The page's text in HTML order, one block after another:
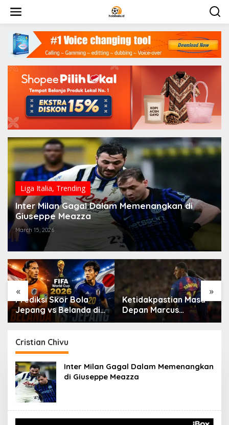
content
Liga Italia, Trending
Inter Milan Gagal Dalam Memenangkan di
Giuseppe Meazza
March 15, 2026
« »
Prediksi Skor Bola
Jepang vs Belanda di
Piala Dunia 2026
Ketidakpastian Masa
Depan Marcus
Rashford di Barcelona
Cristian Chivu
Inter Milan Gagal Dalam Memenangkan
di Giuseppe Meazza